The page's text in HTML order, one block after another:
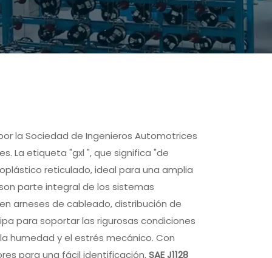
la Sociedad de Ingenieros Automotrices
La etiqueta "gxl ", que significa "de
reticulado, ideal para una amplia
parte integral de los sistemas
arneses de cableado, distribución de
para soportar las rigurosas condiciones
humedad y el estrés mecánico. Con
para una fácil identificación,SAE J1128